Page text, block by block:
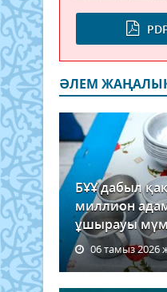
ӘЛЕМ
БҰҰ дабыл
миллион
ұшырауы
06 тамыз 2026